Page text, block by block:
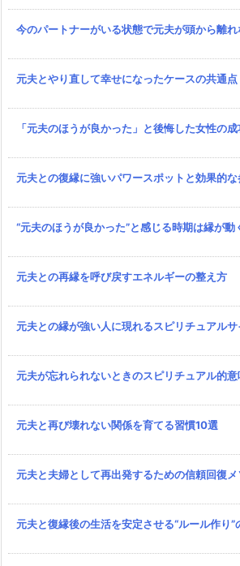
今のパートナーがいる状態で元夫が頭から離
元夫とやり直して幸せになったケースの共通点
「元夫のほうが良かった」と後悔した女性の
元夫との復縁に強いパワースポットと効果的
“元夫のほうが良かった”と感じる時期は縁が動
元夫との再縁を呼び戻すエネルギーの整え方
元夫との縁が強い人に現れるスピリチュアルサ
元夫が忘れられないときのスピリチュアル的意
元夫と再び壊れない関係を育てる習慣10選
元夫と夫婦として再出発するための信頼回復メ
元夫と復縁後の生活を安定させる“ルール作り”